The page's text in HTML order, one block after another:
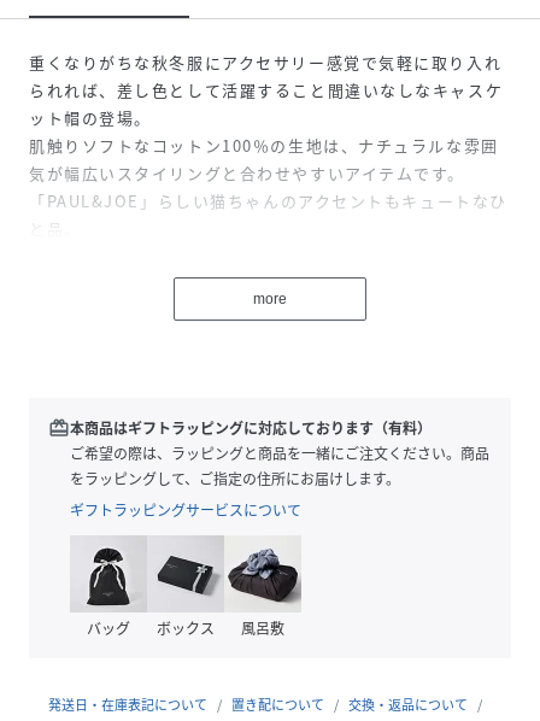
重くなりがちな秋冬服にアクセサリー感覚で気軽に取り入れ
られれば、差し色として活躍すること間違いなしなキャスケ
ット帽の登場。
肌触りソフトなコットン100％の生地は、ナチュラルな雰囲
気が幅広いスタイリングと合わせやすいアイテムです。
「PAUL&JOE」らしい猫ちゃんのアクセントもキュートなひ
と品。
サイズ FREE
クリーニング 手洗い可
ND2086_2611369440
2611369440-21-03 ND2086
more
redeem本商品はギフトラッピングに対応しております（有料）
ご希望の際は、ラッピングと商品を一緒にご注文ください。商品
をラッピングして、ご指定の住所にお届けします。
ギフトラッピングサービスについて
バッグ ボックス 風呂敷
発送日・在庫表記について 置き配について
交換・返品について